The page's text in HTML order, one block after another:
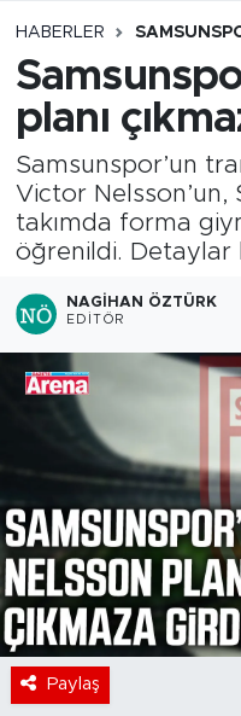
HABERLER
planı
Samsunspor’un
Victor Nelsson’un,
takımda forma
öğrenildi. Detaylar
NAGIHAN ÖZTÜRK
EDITÖR
Paylaş
Son Dakika
Haber Arşivi